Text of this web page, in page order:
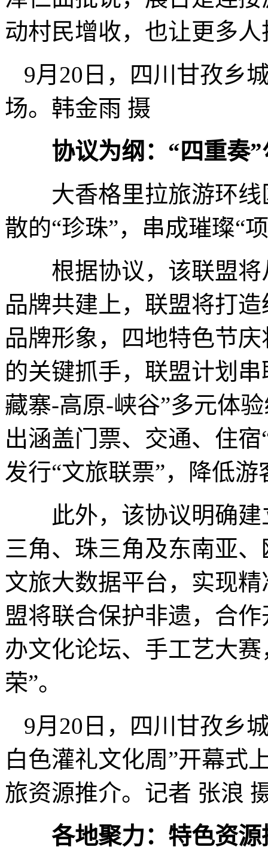
动村民增收，也让更多
9月20日，四川甘孜乡
场。韩金雨 摄
协议为纲：“四重奏
大香格里拉旅游环线
散的“珍珠”，串成璀璨“
根据协议，该联盟将
品牌共建上，联盟将打
品牌形象，四地特色节
的关键抓手，联盟计划
藏寨-高原-峡谷”多元体
出涵盖门票、交通、住
发行“文旅联票”，降低
此外，该协议明确建
三角、珠三角及东南亚
文旅大数据平台，实现
盟将联合保护非遗，合
办文化论坛、手工艺大
荣”。
9月20日，四川甘孜乡
白色灌礼文化周”开幕式
旅资源推介。记者 张浪
各地聚力：特色资